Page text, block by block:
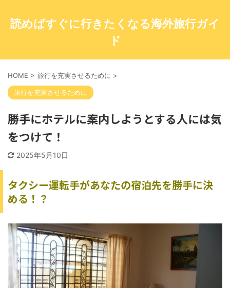
読めばすぐに行きたくなる海外旅行ガイ
ド
HOME > 旅行を充実させるために >
旅行を充実させるために
勝手にホテルに案内しようとする人には気
をつけて！
2025年5月10日
タクシー運転手があなたの宿泊先を勝手に決
める！？